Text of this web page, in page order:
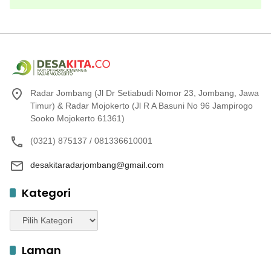
Radar Jombang (Jl Dr Setiabudi Nomor 23, Jombang, Jawa
Timur) & Radar Mojokerto (Jl R A Basuni No 96 Jampirogo
Sooko Mojokerto 61361)
(0321) 875137 / 081336610001
desakitaradarjombang@gmail.com
Kategori
Kategori
Laman